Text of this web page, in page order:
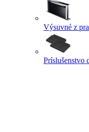
Výsuvné z
Príslušenstvo